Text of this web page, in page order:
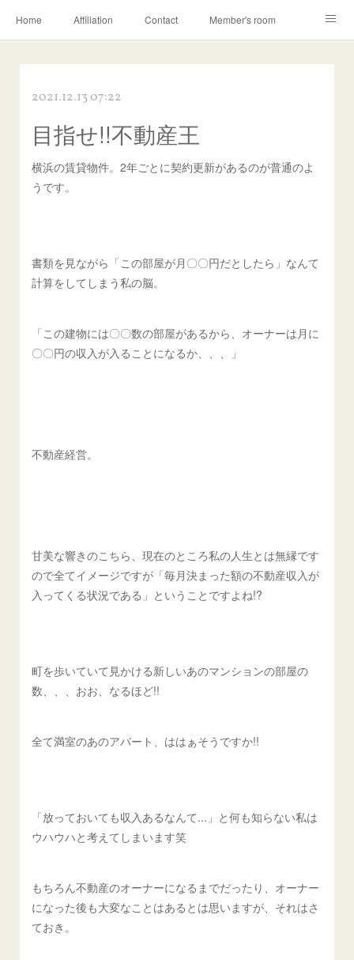
Home Affiliation Contact Member's room
2021.12.13 07:22
目指せ!!不動産王
横浜の賃貸物件。2年ごとに契約更新があるのが普通のよ
うです。
書類を見ながら「この部屋が月〇〇円だとしたら」なんて
計算をしてしまう私の脳。
「この建物には〇〇数の部屋があるから、オーナーは月に
〇〇円の収入が入ることになるか、、、」
不動産経営。
甘美な響きのこちら、現在のところ私の人生とは無縁です
ので全てイメージですが「毎月決まった額の不動産収入が
入ってくる状況である」ということですよね!?
町を歩いていて見かける新しいあのマンションの部屋の
数、、、おお、なるほど!!
全て満室のあのアパート、ははぁそうですか!!
「放っておいても収入あるなんて...」と何も知らない私は
ウハウハと考えてしまいます笑
もちろん不動産のオーナーになるまでだったり、オーナー
になった後も大変なことはあるとは思いますが、それはさ
ておき。